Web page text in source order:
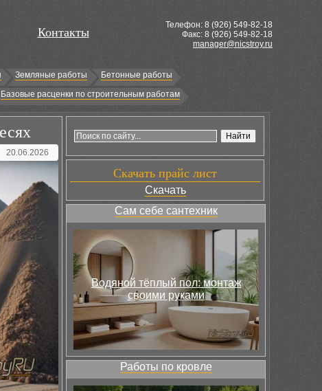
Контакты
Телефон: 8 (926) 549-82-18
Факс: 8 (926) 549-82-18
manager@nicstroy.ru
Земляные работы
Бетонные работы
Базовые расценки по строительным работам
20.06.2026
Скачать прайс лист
Скачать
Сам себе сантехник
Водяной тёплый пол: монтаж
своими руками
Работы по кровле